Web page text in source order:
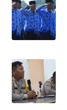
WN
JOGJA
WN
BALI